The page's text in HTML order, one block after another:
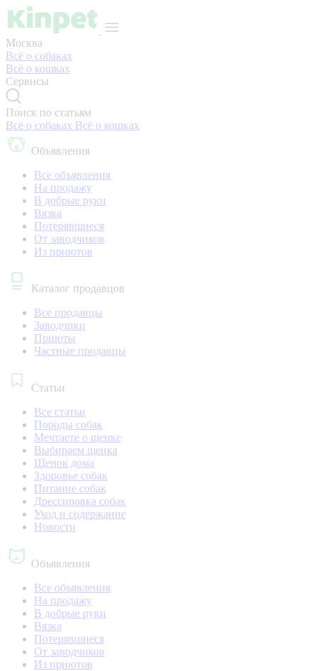
Москва
Всё о собаках
Всё о кошках
Сервисы
Поиск по статьям
Всё о собаках Всё о кошках
Объявления
Все объявления
На продажу
В добрые руки
Вязка
Потерявшиеся
От заводчиков
Из приютов
Каталог продавцов
Все продавцы
Заводчики
Приюты
Частные продавцы
Статьи
Все статьи
Породы собак
Мечтаете о щенке
Выбираем щенка
Щенок дома
Здоровье собак
Питание собак
Дрессировка собак
Уход и содержание
Новости
Объявления
Все объявления
На продажу
В добрые руки
Вязка
Потерявшиеся
От заводчиков
Из приютов